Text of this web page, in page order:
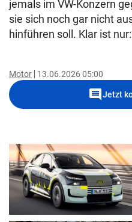
jemals im VW-Konzern
sie sich noch gar nicht
hinführen soll. Klar ist
Motor 13.06.2026 05:00
commentJetzt